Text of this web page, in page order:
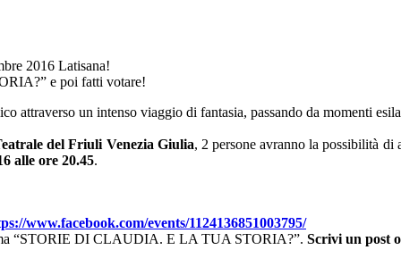
2016 Latisana!
e poi fatti votare!
attraverso un intenso viaggio di fantasia, passando da momenti
del Friuli Venezia Giulia, 2 persone avranno la possibilità
alle ore 20.45.
www.facebook.com/events/1124136851003795/
“STORIE DI CLAUDIA. E LA TUA STORIA?”. Scrivi un post